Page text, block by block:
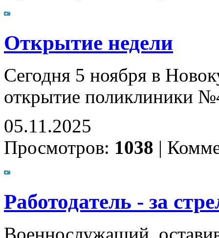
Открытие недели
Сегодня 5 ноября в
открытие поликлиники
05.11.2025
Просмотров: 1038 |
Работодатель - за